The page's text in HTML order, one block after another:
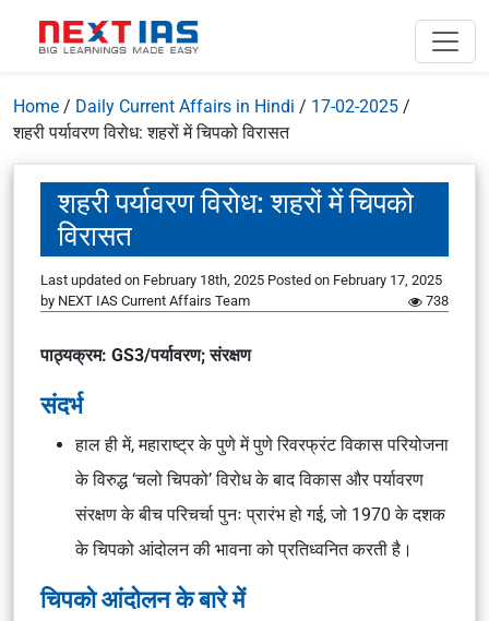
Home / Daily Current Affairs in Hindi / 17-02-2025 /
शहरी पर्यावरण विरोध: शहरों में चिपको विरासत
शहरी पर्यावरण विरोध: शहरों में चिपको
विरासत
Last updated on February 18th, 2025 Posted on February 17, 2025
by NEXT IAS Current Affairs Team 738
पाठ्यक्रम: GS3/पर्यावरण; संरक्षण
संदर्भ
हाल ही में, महाराष्ट्र के पुणे में पुणे रिवरफ्रंट विकास परियोजना
के विरुद्ध ‘चलो चिपको’ विरोध के बाद विकास और पर्यावरण
संरक्षण के बीच परिचर्चा पुनः प्रारंभ हो गई, जो 1970 के दशक
के चिपको आंदोलन की भावना को प्रतिध्वनित करती है।
चिपको आंदोलन के बारे में